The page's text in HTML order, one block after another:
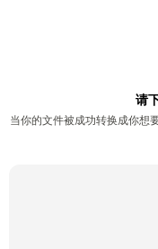
请
当你的文件被成功转换成你想